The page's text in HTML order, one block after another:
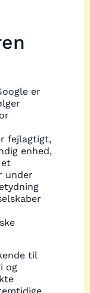
er
fejlagtigt,
enhed,
et
under
til
og